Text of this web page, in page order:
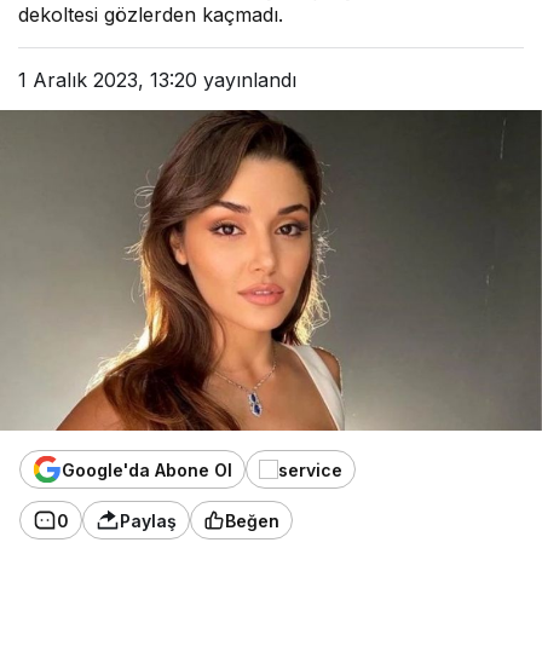
dekoltesi gözlerden kaçmadı.
1 Aralık 2023, 13:20 yayınlandı
Google'da Abone Ol
0 Paylaş Beğen